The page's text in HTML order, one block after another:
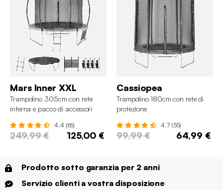
Mars Inner XXL
Trampolino 305cm con rete
interna e pacco di accessori
4.4 (66)
249,99 € 125,00 €
Cassiopea
Trampolino 180cm con rete di
protezione
4.7 (55)
99,99 € 64,99 €
Prodotto sotto garanzia per 2 anni
Servizio clienti a vostra disposizione